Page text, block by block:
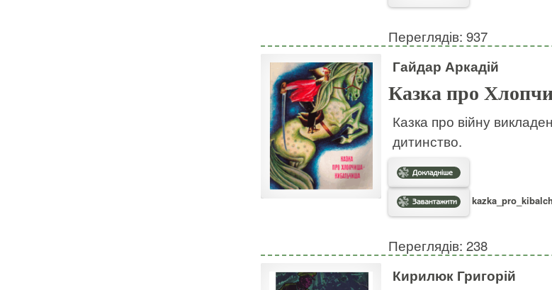
Переглядів: 937
Гайдар Аркадій
Казка про
Казка про війну
дитинство.
Переглядів: 238
Кирилюк Григорій